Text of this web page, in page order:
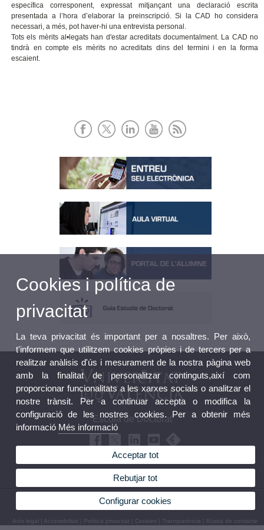
específica corresponent, expressat mitjançant una declaració escrita
presentada a l’hora d’elaborar la preinscripció. Si la CAD ho considera
necessari, a més, pot haver-hi una entrevista personal.
Tots els mèrits al•legats han d'estar acreditats documentalment. La CAD no
tindrà en compte els mèrits no acreditats dins del termini i en la forma
escaient.
Escola de Doctorat
© 2026 UV. - Edifici Rectorat nivell 0 - Av. Blasco Ibáñez, 13. 46010 València (Espanya).
Telèfon: (+34) 96 398 30 06
Avís legal Accessibilitat Política privacitat Cookies Transparència Bústia de contacte
Cookies i política de
privacitat
La teva privacitat és important per a nosaltres. Per això,
t'informem que utilitzem cookies pròpies i de tercers per a
realitzar anàlisis d'ús i mesurament de la nostra pàgina web
amb la finalitat de personalitzar continguts,així com
proporcionar funcionalitats a les xarxes socials o analitzar el
nostre trànsit. Per a continuar accepta o modifica la
configuració de les nostres cookies. Per a obtenir més
informació Més informació
Acceptar tot
Rebutjar tot
Configurar cookies